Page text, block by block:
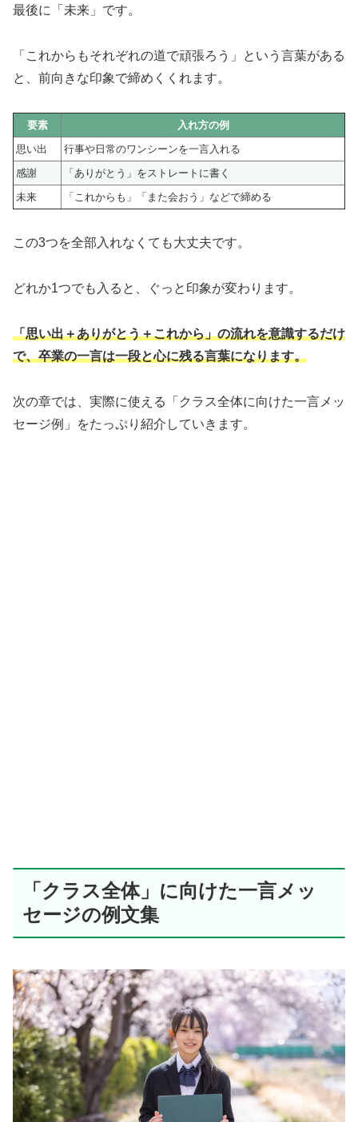
最後に「未来」です。
「これからもそれぞれの道で頑張ろう」という言葉がある
と、前向きな印象で締めくくれます。
要素
入れ方の例
思い出
行事や日常のワンシーンを一言入れる
感謝
「ありがとう」をストレートに書く
未来
「これからも」「また会おう」などで締める
この3つを全部入れなくても大丈夫です。
どれか1つでも入ると、ぐっと印象が変わります。
「思い出＋ありがとう＋これから」の流れを意識するだけ
で、卒業の一言は一段と心に残る言葉になります。
次の章では、実際に使える「クラス全体に向けた一言メッ
セージ例」をたっぷり紹介していきます。
「クラス全体」に向けた一言メッ
セージの例文集